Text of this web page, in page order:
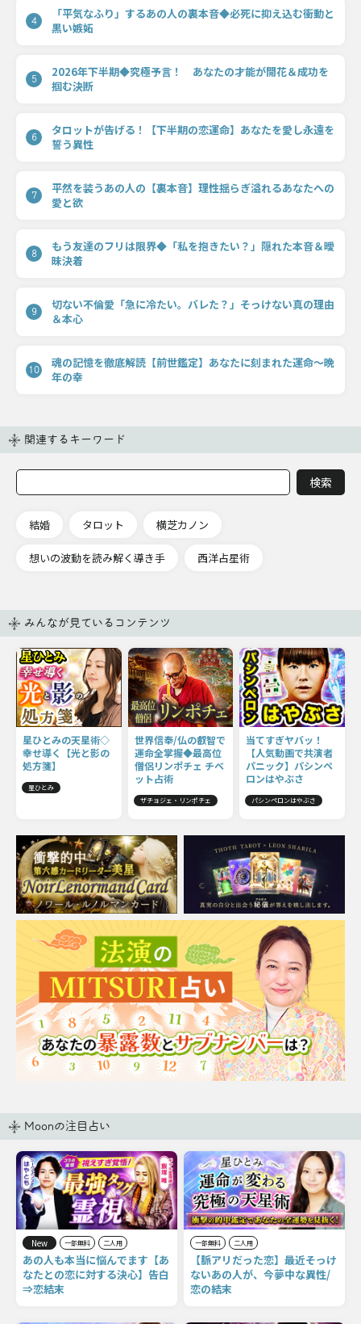
4
「平気なふり」するあの人の裏本音◆必死に抑え込む衝動と
黒い嫉妬
5
2026年下半期◆究極予言！ あなたの才能が開花＆成功を
掴む決断
6
タロットが告げる！【下半期の恋運命】あなたを愛し永遠を
誓う異性
7
平然を装うあの人の【裏本音】理性揺らぎ溢れるあなたへの
愛と欲
8
もう友達のフリは限界◆「私を抱きたい？」隠れた本音＆曖
昧決着
9
切ない不倫愛「急に冷たい。バレた？」そっけない真の理由
＆本心
10
魂の記憶を徹底解読【前世鑑定】あなたに刻まれた運命〜晩
年の幸
関連するキーワード
結婚 タロット 横芝カノン
想いの波動を読み解く導き手 西洋占星術
みんなが見ているコンテンツ
星ひとみの天星術◇
幸せ導く【光と影の
処方箋】
星ひとみ
世界信奉/仏の叡智で
運命全掌握◆最高位
僧侶リンポチェ チベ
ット占術
ザチョジェ・リンポチェ
当てすぎヤバッ！
【人気動画で共演者
パニック】パシンペ
ロンはやぶさ
パシンペロンはやぶさ
Moonの注目占い
New 一部無料 二人用
あの人も本当に悩んでます【あ
なたとの恋に対する決心】告白
⇒恋結末
一部無料 二人用
【脈アリだった恋】最近そっけ
ないあの人が、今夢中な異性/
恋の結末